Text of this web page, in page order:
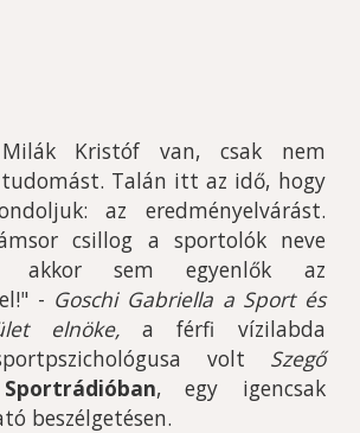
Kristóf van, csak nem
Talán itt az idő, hogy
az eredményelvárást.
csillog a sportolók neve
akkor sem egyenlők az
- Goschi Gabriella a Sport és
elnöke,a férfi vízilabda
volt Szegő
Sportrádióban, egy igencsak
beszélgetésen.